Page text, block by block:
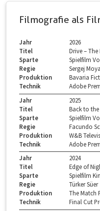
Filmografie als
Jahr
2026
Titel
Drive – The
Sparte
Spielfilm
Regie
Sergej Moya
Produktion
Bavaria
Technik
Adobe
Jahr
2025
Titel
Back to the
Sparte
Spielfilm
Regie
Facundo
Produktion
W&B
Technik
Adobe
Jahr
2024
Titel
Edge of
Sparte
Spielfilm
Regie
Türker Süer
Produktion
The Match
Technik
Final Cut